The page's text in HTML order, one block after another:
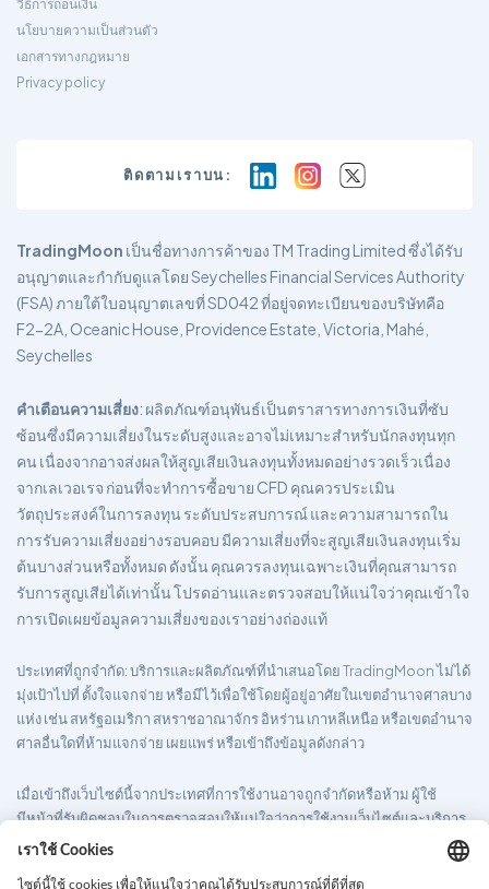
วิธีการถอนเงิน
นโยบายความเป็นส่วนตัว
เอกสารทางกฎหมาย
Privacy policy
ติดตามเราบน:
TradingMoon เป็นชื่อทางการค้าของ TM Trading Limited ซึ่งได้รับ
อนุญาตและกำกับดูแลโดย Seychelles Financial Services Authority
(FSA) ภายใต้ใบอนุญาตเลขที่ SD042 ที่อยู่จดทะเบียนของบริษัทคือ
F2-2A, Oceanic House, Providence Estate, Victoria, Mahé,
Seychelles
คำเตือนความเสี่ยง: ผลิตภัณฑ์อนุพันธ์เป็นตราสารทางการเงินที่ซับ
ซ้อนซึ่งมีความเสี่ยงในระดับสูงและอาจไม่เหมาะสำหรับนักลงทุนทุก
คน เนื่องจากอาจส่งผลให้สูญเสียเงินลงทุนทั้งหมดอย่างรวดเร็วเนื่อง
จากเลเวอเรจ ก่อนที่จะทำการซื้อขาย CFD คุณควรประเมิน
วัตถุประสงค์ในการลงทุน ระดับประสบการณ์ และความสามารถใน
การรับความเสี่ยงอย่างรอบคอบ มีความเสี่ยงที่จะสูญเสียเงินลงทุนเริ่ม
ต้นบางส่วนหรือทั้งหมด ดังนั้น คุณควรลงทุนเฉพาะเงินที่คุณสามารถ
รับการสูญเสียได้เท่านั้น โปรดอ่านและตรวจสอบให้แน่ใจว่าคุณเข้าใจ
การเปิดเผยข้อมูลความเสี่ยงของเราอย่างถ่องแท้
ประเทศที่ถูกจำกัด: บริการและผลิตภัณฑ์ที่นำเสนอโดย TradingMoon ไม่ได้
มุ่งเป้าไปที่ ตั้งใจแจกจ่าย หรือมีไว้เพื่อใช้โดยผู้อยู่อาศัยในเขตอำนาจศาลบาง
แห่ง เช่น สหรัฐอเมริกา สหราชอาณาจักร อิหร่าน เกาหลีเหนือ หรือเขตอำนาจ
ศาลอื่นใดที่ห้ามแจกจ่าย เผยแพร่ หรือเข้าถึงข้อมูลดังกล่าว
เมื่อเข้าถึงเว็บไซต์นี้จากประเทศที่การใช้งานอาจถูกจำกัดหรือห้าม ผู้ใช้
มีหน้าที่รับผิดชอบในการตรวจสอบให้แน่ใจว่าการใช้งานเว็บไซต์และบริการ
ของตนเป็นไปตามกฎหมายและข้อบังคับในท้องถิ่น TradingMoon ไม่รับ